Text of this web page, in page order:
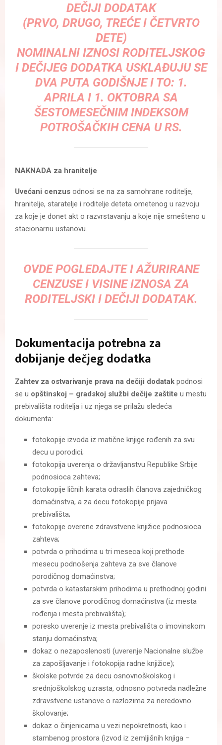
DEČIJI DODATAK
(PRVO, DRUGO, TREĆE I ČETVRTO
DETE)
NOMINALNI IZNOSI RODITELJSKOG
I DEČIJEG DODATKA USKLAĐUJU SE
DVA PUTA GODIŠNJE I TO: 1.
APRILA I 1. OKTOBRA SA
ŠESTOMESEČNIM INDEKSOM
POTROŠAČKIH CENA U RS.
NAKNADA za hranitelje
Uvećani cenzus odnosi se na za samohrane roditelje,
hranitelje, staratelje i roditelje deteta ometenog u razvoju
za koje je donet akt o razvrstavanju a koje nije smešteno u
stacionarnu ustanovu.
OVDE POGLEDAJTE I AŽURIRANE
CENZUSE I VISINE IZNOSA ZA
RODITELJSKI I DEČIJI DODATAK.
Dokumentacija potrebna za
dobijanje dečjeg dodatka
Zahtev za ostvarivanje prava na dečiji dodatak podnosi
se u opštinskoj – gradskoj službi dečije zaštite u mestu
prebivališta roditelja i uz njega se prilažu sledeća
dokumenta:
fotokopije izvoda iz matične knjige rođenih za svu
decu u porodici;
fotokopija uverenja o državljanstvu Republike Srbije
podnosioca zahteva;
fotokopije ličnih karata odraslih članova zajedničkog
domaćinstva, a za decu fotokopije prijava
prebivališta;
fotokopije overene zdravstvene knjižice podnosioca
zahteva;
potvrda o prihodima u tri meseca koji prethode
mesecu podnošenja zahteva za sve članove
porodičnog domaćinstva;
potvrda o katastarskim prihodima u prethodnoj godini
za sve članove porodičnog domaćinstva (iz mesta
rođenja i mesta prebivališta);
poresko uverenje iz mesta prebivališta o imovinskom
stanju domaćinstva;
dokaz o nezaposlenosti (uverenje Nacionalne službe
za zapošljavanje i fotokopija radne knjižice);
školske potvrde za decu osnovnoškolskog i
srednjoškolskog uzrasta, odnosno potvreda nadležne
zdravstvene ustanove o razlozima za neredovno
školovanje;
dokaz o činjenicama u vezi nepokretnosti, kao i
stambenog prostora (izvod iz zemljišnih knjiga –